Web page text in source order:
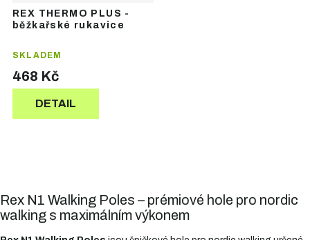
REX THERMO PLUS -
běžkařské rukavice
SKLADEM
468 Kč
DETAIL
Rex N1 Walking Poles – prémiové hole pro nordic
walking s maximálním výkonem